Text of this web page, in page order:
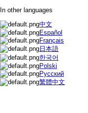
In other languages
中文
Español
Français
日本語
한국어
Polski
Русский
繁體中文